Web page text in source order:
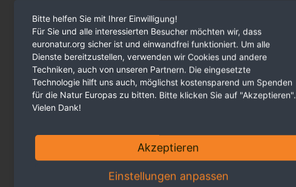
Bitte helfen Sie mit Ihrer Einwilligung!
Für Sie und alle interessierten Besucher möchten wir, dass
euronatur.org sicher ist und einwandfrei funktioniert. Um alle
Dienste bereitzustellen, verwenden wir Cookies und andere
Techniken, auch von unseren Partnern. Die eingesetzte
Technologie hilft uns auch, möglichst kostensparend um Spenden
für die Natur Europas zu bitten. Bitte klicken Sie auf "Akzeptieren".
Vielen Dank!
Akzeptieren
Einstellungen anpassen